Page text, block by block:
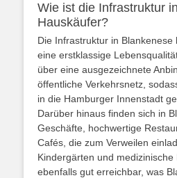
Wie ist die Infrastruktur
Hauskäufer?
Die Infrastruktur in Blankenese
eine erstklassige
über eine ausgezeichnete
öffentliche Verkehrsnetz,
in die Hamburger Innenstadt
Darüber hinaus finden sich in
Geschäfte, hochwertige
Cafés, die zum Verweilen
Kindergärten und medizinische
ebenfalls gut erreichbar, was